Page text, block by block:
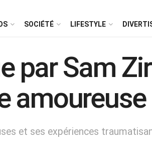
SOCIÉTÉ LIFESTYLE
par Sam
amoureuse
et ses expériences